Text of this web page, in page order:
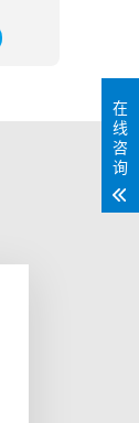
在
线
咨
询